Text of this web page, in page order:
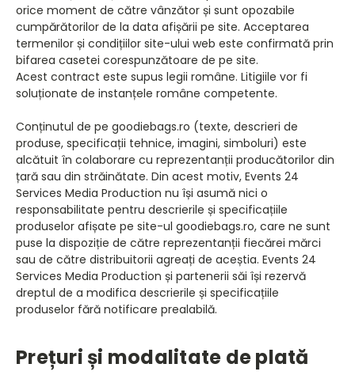
orice moment de către vânzător și sunt opozabile
cumpărătorilor de la data afișării pe site. Acceptarea
termenilor și condițiilor site-ului web este confirmată prin
bifarea casetei corespunzătoare de pe site.
Acest contract este supus legii române. Litigiile vor fi
soluționate de instanțele române competente.
Conținutul de pe goodiebags.ro (texte, descrieri de
produse, specificații tehnice, imagini, simboluri) este
alcătuit în colaborare cu reprezentanții producătorilor din
țară sau din străinătate. Din acest motiv, Events 24
Services Media Production nu își asumă nici o
responsabilitate pentru descrierile și specificațiile
produselor afișate pe site-ul goodiebags.ro, care ne sunt
puse la dispoziție de către reprezentanții fiecărei mărci
sau de către distribuitorii agreați de aceștia. Events 24
Services Media Production și partenerii săi își rezervă
dreptul de a modifica descrierile și specificațiile
produselor fără notificare prealabilă.
Prețuri și modalitate de plată